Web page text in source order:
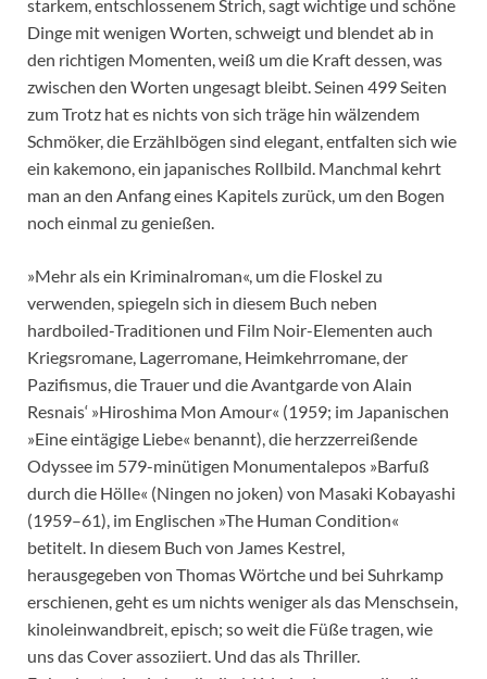
starkem, entschlossenem Strich, sagt wichtige und schöne
Dinge mit wenigen Worten, schweigt und blendet ab in
den richtigen Momenten, weiß um die Kraft dessen, was
zwischen den Worten ungesagt bleibt. Seinen 499 Seiten
zum Trotz hat es nichts von sich träge hin wälzendem
Schmöker, die Erzählbögen sind elegant, entfalten sich wie
ein kakemono, ein japanisches Rollbild. Manchmal kehrt
man an den Anfang eines Kapitels zurück, um den Bogen
noch einmal zu genießen.
»Mehr als ein Kriminalroman«, um die Floskel zu
verwenden, spiegeln sich in diesem Buch neben
hardboiled-Traditionen und Film Noir-Elementen auch
Kriegsromane, Lagerromane, Heimkehrromane, der
Pazifismus, die Trauer und die Avantgarde von Alain
Resnais‘ »Hiroshima Mon Amour« (1959; im Japanischen
»Eine eintägige Liebe« benannt), die herzzerreißende
Odyssee im 579-minütigen Monumentalepos »Barfuß
durch die Hölle« (Ningen no joken) von Masaki Kobayashi
(1959–61), im Englischen »The Human Condition«
betitelt. In diesem Buch von James Kestrel,
herausgegeben von Thomas Wörtche und bei Suhrkamp
erschienen, geht es um nichts weniger als das Menschsein,
kinoleinwandbreit, episch; so weit die Füße tragen, wie
uns das Cover assoziiert. Und das als Thriller.